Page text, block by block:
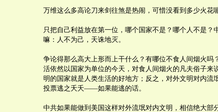
万维这么多高论刀来剑往煞是热闹，可惜没看到多少火花
只把自己利益放在第一位，哪个国家不是？哪个人不是？
嘛：人不为己，天诛地灭。
争论得那么高大上形而上干什么？有哪位不食人间烟火吗
活依然以国家为单位的今天，对食人间烟火的凡夫俗子来
明的国家就是人类生活的好地方；反之，对外文明对内流
投票逃之夭夭——如果能逃的话。
中共如果能做到美国这样对外流氓对内文明，相信绝大部